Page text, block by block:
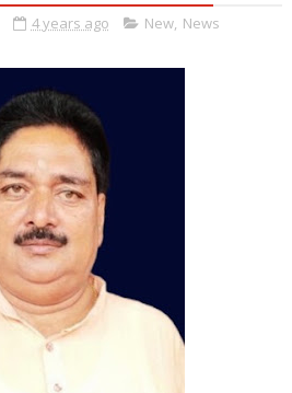
4 years ago New, News